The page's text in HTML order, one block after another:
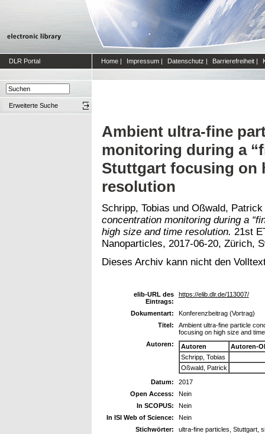
DLR Portal Home | Impressum | Datenschutz | Barrierefreiheit |
Erweiterte Suche
Ambient ultra-fine
monitoring during a
Stuttgart focusing on
resolution
Schripp, Tobias und Oßwald, Patrick
concentration monitoring during a
high size and time resolution. 21st
Nanoparticles, 2017-06-20, Zürich,
Dieses Archiv kann nicht den
elib-URL des
Eintrags:
https://elib.dlr.de/113007/
Dokumentart:
Konferenzbeitrag (Vortrag)
Titel:
Ambient ultra-fine particle
focusing on high size and
Autoren:
Autoren
Autoren-
Schripp, Tobias
Oßwald, Patrick
Datum:
2017
Open Access:
Nein
In SCOPUS:
Nein
In ISI Web of Science:
Nein
Stichwörter:
ultra-fine particles, Stuttgart,